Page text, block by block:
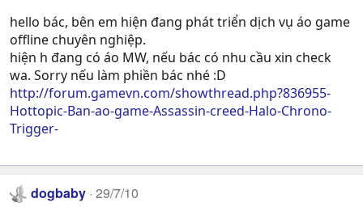
hello bác, bên em hiện đang phát triển dịch vụ áo game
offline chuyên nghiệp.
hiện h đang có áo MW, nếu bác có nhu cầu xin check
wa. Sorry nếu làm phiền bác nhé :D
http://forum.gamevn.com/showthread.php?836955-
Hottopic-Ban-ao-game-Assassin-creed-Halo-Chrono-
Trigger-
dogbaby 29/7/10